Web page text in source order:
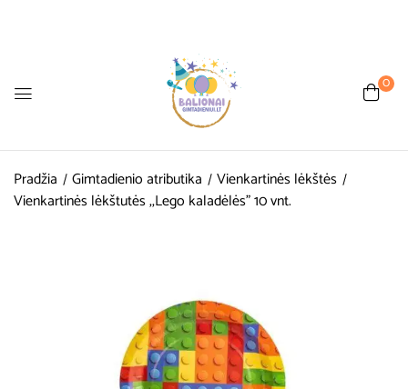
0
Pradžia Gimtadienio atributika
Vienkartinės lėkštės
Vienkartinės lėkštutės ,,Lego kaladėlės” 10 vnt.